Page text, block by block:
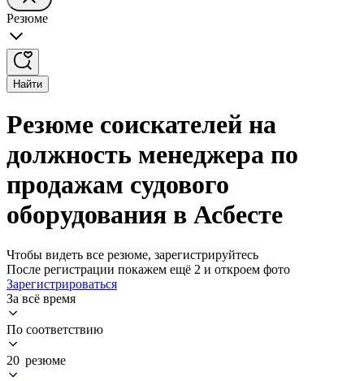
Резюме
Найти
Резюме соискателей на
должность менеджера по
продажам судового
оборудования в Асбесте
Чтобы видеть все резюме, зарегистрируйтесь
После регистрации покажем ещё 2 и откроем фото
Зарегистрироваться
За всё время
По соответствию
20 резюме